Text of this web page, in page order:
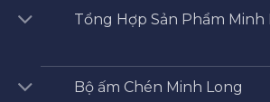
Tổng Hợp Sản Phẩm Minh
Bộ ấm Chén Minh Long